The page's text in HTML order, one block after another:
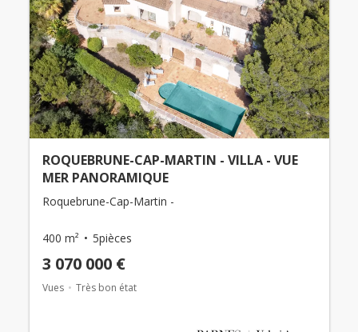
ROQUEBRUNE-CAP-MARTIN - VILLA - VUE
MER PANORAMIQUE
Roquebrune-Cap-Martin -
400 m² 5pièces
3 070 000 €
Vues Très bon état